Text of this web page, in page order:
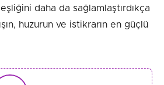
daha da sağlamlaştırdıkça
huzurun ve istikrarın en güçlü